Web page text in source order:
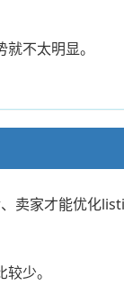
不太明显。
卖家才能优化
少。